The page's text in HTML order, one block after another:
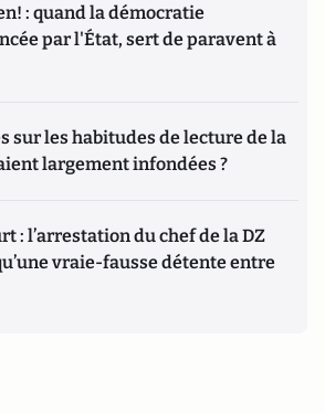
: quand la démocratie
par l'État, sert de paravent à
sur les habitudes de lecture de la
largement infondées ?
: l’arrestation du chef de la DZ
vraie-fausse détente entre